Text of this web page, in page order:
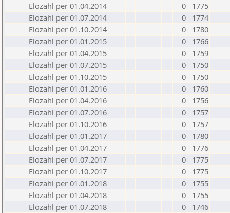
Elozahl per 01.04.2014
0
1775
Elozahl per 01.07.2014
0
1774
Elozahl per 01.10.2014
0
1780
Elozahl per 01.01.2015
0
1766
Elozahl per 01.04.2015
0
1759
Elozahl per 01.07.2015
0
1750
Elozahl per 01.10.2015
0
1750
Elozahl per 01.01.2016
0
1760
Elozahl per 01.04.2016
0
1756
Elozahl per 01.07.2016
0
1757
Elozahl per 01.10.2016
0
1757
Elozahl per 01.01.2017
0
1780
Elozahl per 01.04.2017
0
1776
Elozahl per 01.07.2017
0
1775
Elozahl per 01.10.2017
0
1775
Elozahl per 01.01.2018
0
1755
Elozahl per 01.04.2018
0
1755
Elozahl per 01.07.2018
0
1746